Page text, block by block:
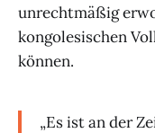
unrechtmäßig
kongolesischen
können.
„Es ist an der